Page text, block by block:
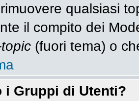
qualsiasi
il compito dei
(fuori tema) o
i Gruppi di Utenti?